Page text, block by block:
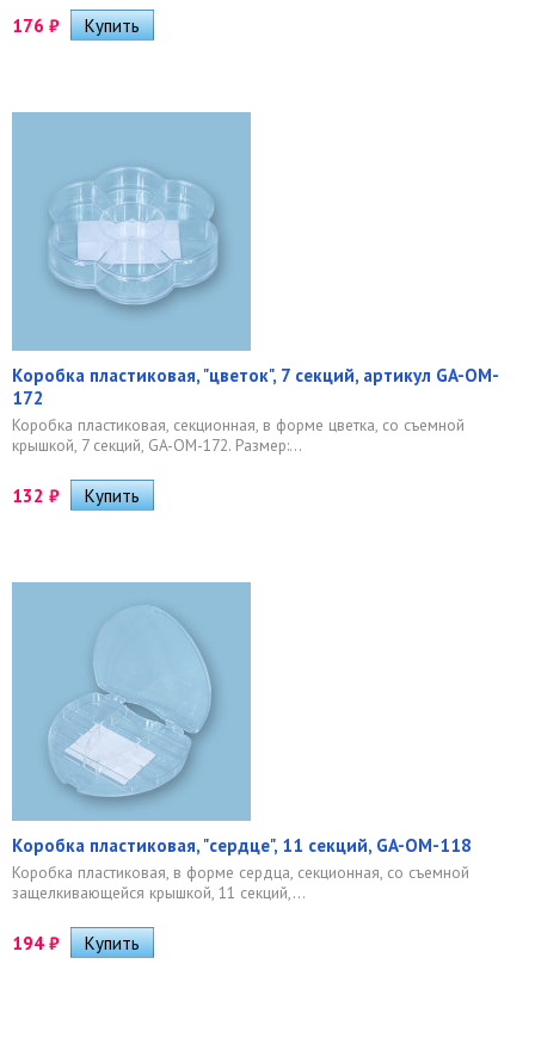
176 ₽
Коробка пластиковая, "цветок", 7 секций, артикул GA-OM-
172
Коробка пластиковая, секционная, в форме цветка, со съемной
крышкой, 7 секций, GA-OM-172. Размер:...
132 ₽
Коробка пластиковая, "сердце", 11 секций, GA-OM-118
Коробка пластиковая, в форме сердца, секционная, со съемной
защелкивающейся крышкой, 11 секций,...
194 ₽